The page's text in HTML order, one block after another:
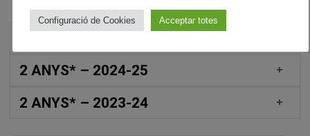
2 ANYS* – 2024-25
2 ANYS* – 2023-24
Configuració de Cookies Acceptar totes